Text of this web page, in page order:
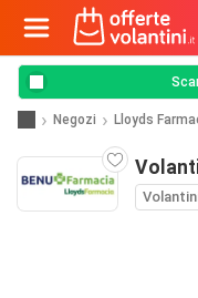
Negozi Lloyds